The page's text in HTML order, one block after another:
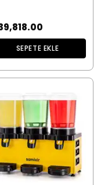
SEPETE EKLE